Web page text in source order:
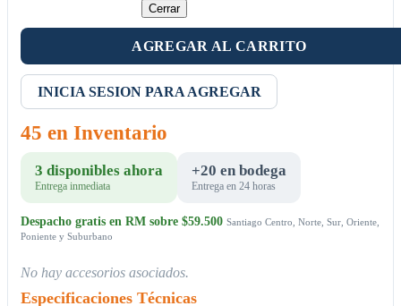
Cerrar
AGREGAR AL CARRITO
INICIA SESION PARA AGREGAR
45 en Inventario
3 disponibles ahora
Entrega inmediata
+20 en bodega
Entrega en 24 horas
Despacho gratis en RM sobre $59.500 Santiago Centro, Norte, Sur, Oriente,
Poniente y Suburbano
No hay accesorios asociados.
Especificaciones Técnicas